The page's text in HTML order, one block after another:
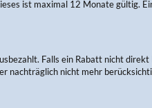
ist maximal 12 Monate gültig.
Falls ein Rabatt nicht direkt
nachträglich nicht mehr